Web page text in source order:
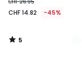
CHF 26.95
CHF 14.82 -45%
5
/